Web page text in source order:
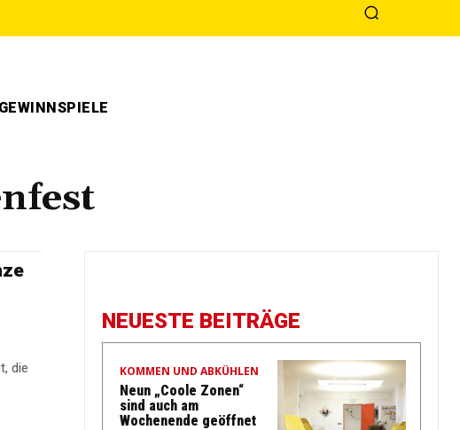
GEWINNSPIELE
die
NEUESTE BEITRÄGE
KOMMEN UND ABKÜHLEN
Neun „Coole Zonen“
sind auch am
Wochenende geöffnet